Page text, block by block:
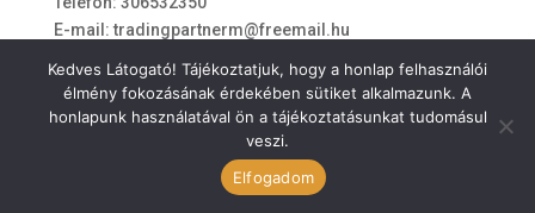
E-mail:tradingpartnerm@freemail.hu
ÁSZF
Kedves Látogató! Tájékoztatjuk, hogy a honlap felhasználói
élmény fokozásának érdekében sütiket alkalmazunk. A
honlapunk használatával ön a tájékoztatásunkat tudomásul
veszi.
Elfogadom